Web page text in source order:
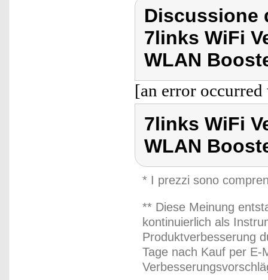
Discussione
7links WiFi
WLAN
[an error
7links WiFi
WLAN
* I prezzi sono
** Diese Meinung
kontinuierlich als
Produktverbesserung
Tage nach Kauf per E-